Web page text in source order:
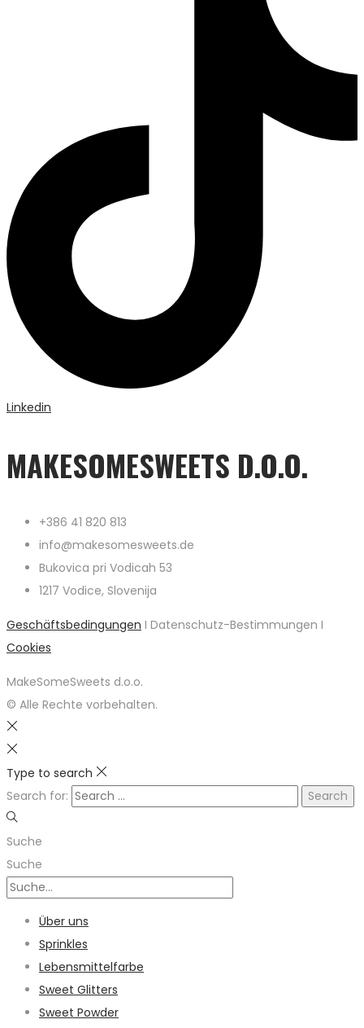
Linkedin
MAKESOMESWEETS D.O.O.
+386 41 820 813
info@makesomesweets.de
Bukovica pri Vodicah 53
1217 Vodice, Slovenija
Geschäftsbedingungen I Datenschutz-Bestimmungen I
Cookies
MakeSomeSweets d.o.o.
© Alle Rechte vorbehalten.
Type to search
Search for:
Suche
Suche
Über uns
Sprinkles
Lebensmittelfarbe
Sweet Glitters
Sweet Powder